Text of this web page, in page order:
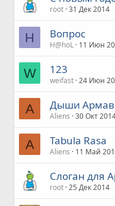
root 31 Дек 2014
H Вопрос
H@hoL 11 Июн
W 123
weifast 24 Июн
A Дыши
Aliens 30 Окт
A Tabula Rasa
Aliens 11 Май
Слоган для
root 25 Дек 2014